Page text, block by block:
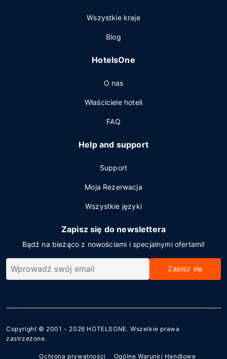
Wszystkie kraje
Blog
HotelsOne
O nas
Właściciele hoteli
FAQ
Help and support
Support
Moja Rezerwacja
Wszystkie języki
Zapisz się do newslettera
Bądź na bieżąco z nowościami i specjalnymi ofertami!
Zapisz się
Copyright © 2001 - 2026 HOTELSONE. Wszelkie prawa
zastrzeżone.
Ochrona prywatności Ogólne Warunki Handlowe